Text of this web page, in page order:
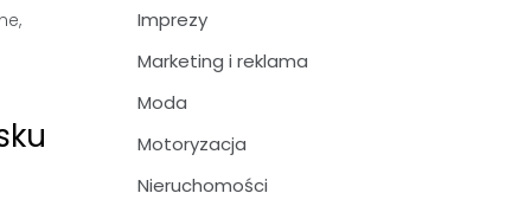
Imprezy
Marketing i reklama
Moda
Motoryzacja
Nieruchomości